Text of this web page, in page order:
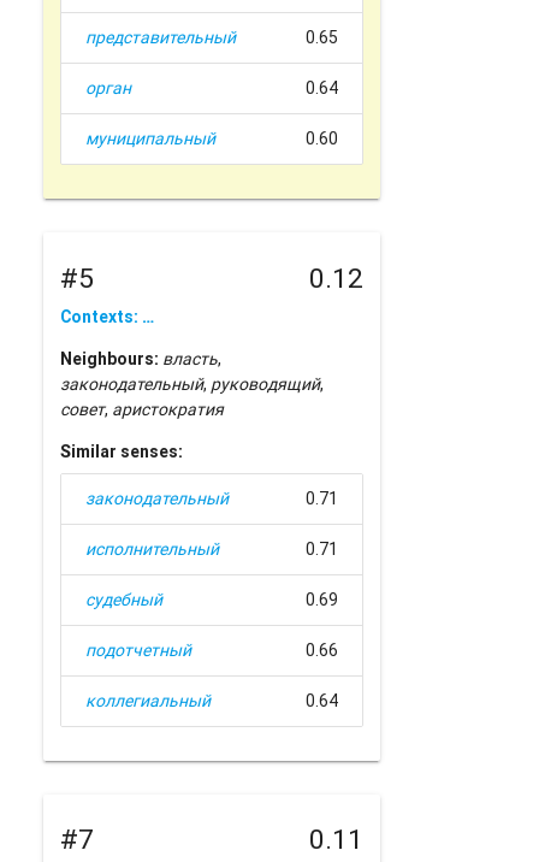
представительный 0.65
орган 0.64
муниципальный 0.60
#5 0.12
Contexts: …
Neighbours: власть,
законодательный, руководящий,
совет, аристократия
Similar senses:
законодательный 0.71
исполнительный 0.71
судебный 0.69
подотчетный 0.66
коллегиальный 0.64
#7 0.11